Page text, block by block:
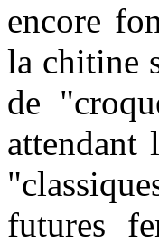
encore
la chitine
de
attendant
futures